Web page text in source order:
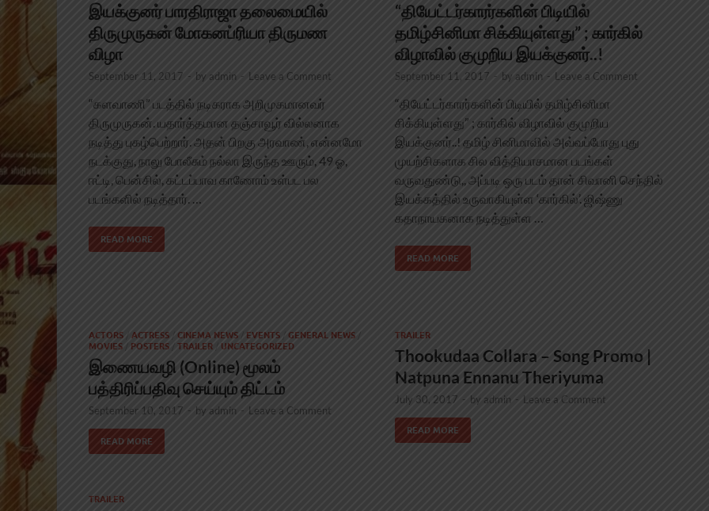
இயக்குனர் பாரதிராஜா தலைமையில்
திருமுருகன் மோகனப்ரியா திருமண
விழா
September 11, 2017 - by admin - Leave a Comment
“களவாணி” படத்தில் நடிகராக அறிமுகமானவர்
திருமுருகன். யதார்த்தமான தஞ்சாவூர் வில்லனாக
நடித்து புகழ்பெற்றார். அதன் பிறகு அரவாண், என்னமோ
நடக்குது, நாலு போலீசும் நல்லா இருந்த ஊரும், 49 ஓ,
ஈட்டி, பென்சில், கட்டப்பாவ காணோம் உள்பட பல
படங்களில் நடித்தார். …
READ MORE
“தியேட்டர்காரர்களின் பிடியில்
தமிழ்சினிமா சிக்கியுள்ளது” ; கார்கில்
விழாவில் குமுறிய இயக்குனர்..!
September 11, 2017 - by admin - Leave a Comment
“தியேட்டர்காரர்களின் பிடியில் தமிழ்சினிமா
சிக்கியுள்ளது” ; கார்கில் விழாவில் குமுறிய
இயக்குனர்..! தமிழ் சினிமாவில் அவ்வப்போது புது
முயற்சிகளாக சில வித்தியாசமான படங்கள்
வருவதுண்டு,, அப்படி ஒரு படம் தான் சிவானி செந்தில்
இயக்கத்தில் உருவாகியுள்ள ‘கார்கில்’. ஜிஷ்ணு
கதாநாயகனாக நடித்துள்ள …
READ MORE
ACTORS / ACTRESS / CINEMA NEWS / EVENTS / GENERAL NEWS /
MOVIES / POSTERS / TRAILER / UNCATEGORIZED
இணையவழி (Online) மூலம்
பத்திரிப்பதிவு செய்யும் திட்டம்
September 10, 2017 - by admin - Leave a Comment
READ MORE
TRAILER
Thookudaa Collara – Song Promo |
Natpuna Ennanu Theriyuma
July 30, 2017 - by admin - Leave a Comment
READ MORE
TRAILER